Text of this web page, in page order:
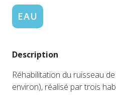
EAU
Description
Réhabilitation du ruisseau
environ), réalisé par trois